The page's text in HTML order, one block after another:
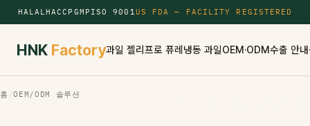
HALALHACCP GMP ISO 9001US FDA — FACILITY REGISTERED
HNK Factory과일 젤리프로 퓨레냉동 과일OEM·ODM수출 안내
홈 /OEM/ODM 솔루션